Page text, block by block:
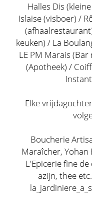
Halles Dis
Islaise (visboer) /
keuken) / La
LE PM Marais
(Apotheek) /
Elke
Boucherie
Maraîcher,
L'Epicerie fine
azijn, thee